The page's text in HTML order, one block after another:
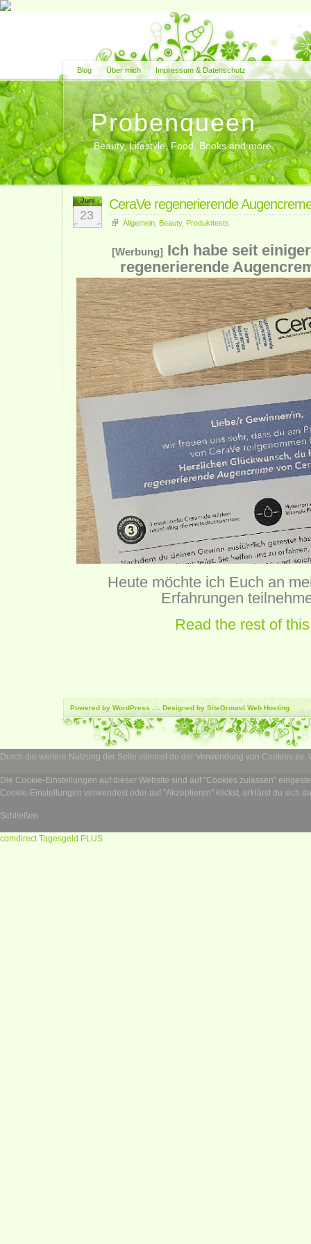
Blog Über mich Impressum & Datenschutz
Probenqueen
Beauty, Lifestyle, Food, Books and more
Juni
23
CeraVe regenerierende
Allgemein Beauty, Produkttests
[Werbung] Ich habe seit
regenerierende
Heute möchte ich Euch an
Erfahrungen
Read the rest of
Powered byWordPress.::. Designed by SiteGroundWeb Hosting
Durch die weitere Nutzung der Seite stimmst du der Verwendung von Cookies zu.
Die Cookie-Einstellungen auf dieser Website sind auf "Cookies zulassen"
Cookie-Einstellungen verwendest oder auf "Akzeptieren" klickst, erklärst du sich
Schließen
comdirect Tagesgeld PLUS